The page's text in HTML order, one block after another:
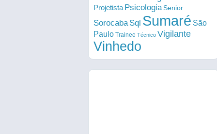
Projetista PsicologiaSenior
Sorocaba Sql Sumaré São
Paulo Trainee Técnico Vigilante
Vinhedo